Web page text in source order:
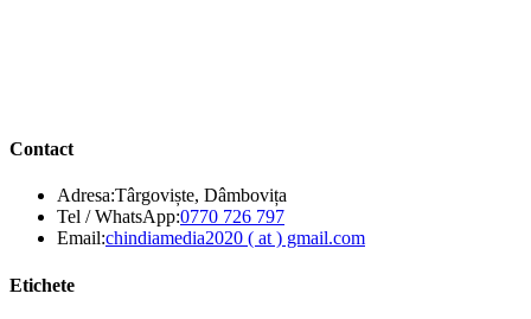
Contact
Adresa:Târgoviște, Dâmbovița
Tel / WhatsApp:0770 726 797Opens
in
Email:chindiamedia2020 ( at ) gmail.comOpens
Etichete